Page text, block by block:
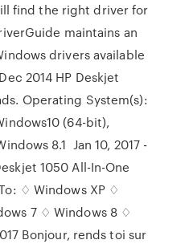
find the right driver for
maintains an
drivers available
2014 HP Deskjet
Operating System(s):
(64-bit),
8.1 Jan 10, 2017 -
1050 All-In-One
♢ Windows XP ♢
7 ♢ Windows 8 ♢
Bonjour, rends toi sur